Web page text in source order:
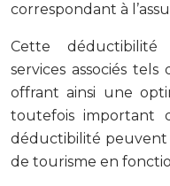
correspondant à
Cette déductibilité
services associés tels
offrant ainsi une
toutefois important
déductibilité peuvent
de tourisme en